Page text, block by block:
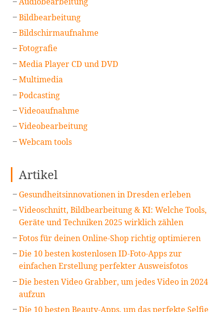
Bildbearbeitung
Bildschirmaufnahme
Fotografie
Media Player CD und DVD
Multimedia
Podcasting
Videoaufnahme
Videobearbeitung
Webcam tools
Artikel
Gesundheitsinnovationen in Dresden erleben
Videoschnitt, Bildbearbeitung & KI: Welche Tools,
Geräte und Techniken 2025 wirklich zählen
Fotos für deinen Online-Shop richtig optimieren
Die 10 besten kostenlosen ID-Foto-Apps zur
einfachen Erstellung perfekter Ausweisfotos
Die besten Video Grabber, um jedes Video in 2024
aufzun
Die 10 besten Beauty-Apps, um das perfekte Selfie